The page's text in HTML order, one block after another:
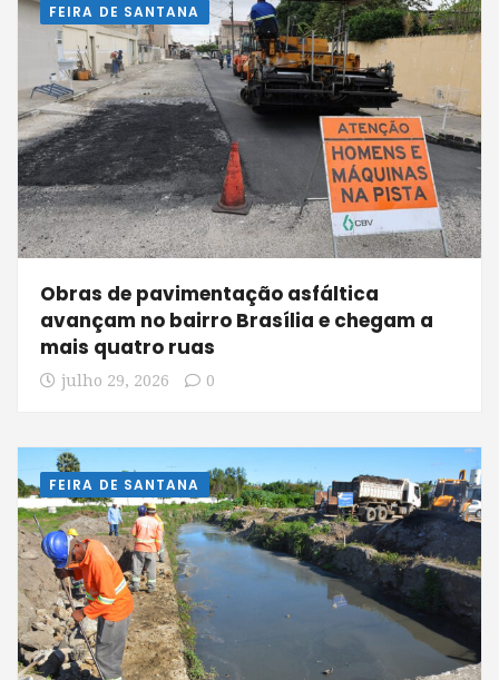
FEIRA DE SANTANA
Obras de pavimentação asfáltica
avançam no bairro Brasília e chegam a
mais quatro ruas
julho 29, 2026 0
FEIRA DE SANTANA